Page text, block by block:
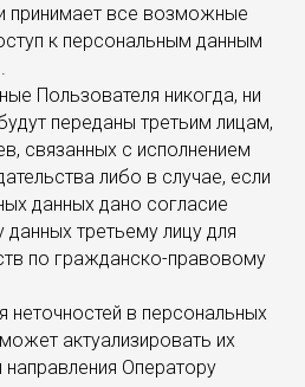
принимает все возможные
к персональным данным
Пользователя никогда, ни
переданы третьим лицам,
связанных с исполнением
либо в случае, если
данных дано согласие
третьему лицу для
по гражданско-правовому
неточностей в персональных
актуализировать их
Оператору